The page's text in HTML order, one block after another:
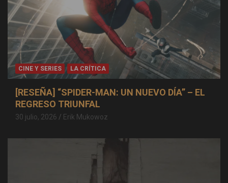
CINE Y SERIES LA CRÍTICA
[RESEÑA] “SPIDER-MAN: UN NUEVO DÍA” – EL
REGRESO TRIUNFAL
30 julio, 2026 Erik Mukowoz